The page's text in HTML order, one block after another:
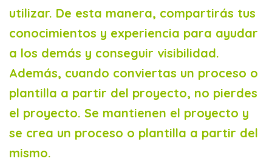
utilizar. De esta manera, compartirás tus
conocimientos y experiencia para ayudar
a los demás y conseguir visibilidad.
Además, cuando conviertas un proceso o
plantilla a partir del proyecto, no pierdes
el proyecto. Se mantienen el proyecto y
se crea un proceso o plantilla a partir del
mismo.